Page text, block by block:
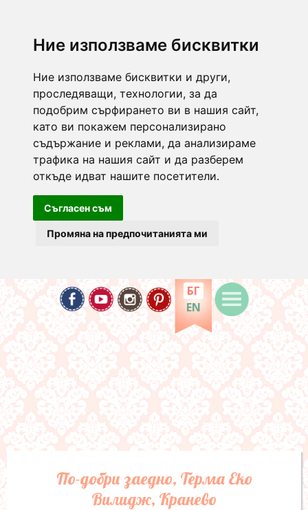
Ние използваме бисквитки
Ние използваме бисквитки и други,
проследяващи, технологии, за да
подобрим сърфирането ви в нашия сайт,
като ви покажем персонализирано
съдържание и реклами, да анализираме
трафика на нашия сайт и да разберем
откъде идват нашите посетители.
Съгласен съм
Промяна на предпочитанията ми
БГ
EN
По-добри заедно, Терма Еко
Вилидж, Кранево